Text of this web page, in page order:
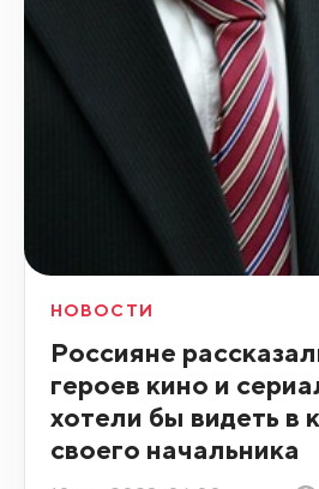
НОВОСТИ
Россияне
героев кино и
хотели бы видеть в
своего начальника